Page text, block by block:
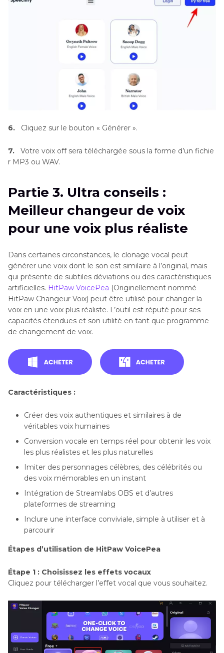
6. Cliquez sur le bouton « Générer ».
7.
Votre voix off sera téléchargée sous la forme d’un fichie
r MP3 ou WAV.
Partie 3. Ultra conseils :
Meilleur changeur de voix
pour une voix plus réaliste
Dans certaines circonstances, le clonage vocal peut
générer une voix dont le son est similaire à l’original, mais
qui présente de subtiles déviations ou des caractéristiques
artificielles. HitPaw VoicePea (Originellement nommé
HitPaw Changeur Voix) peut être utilisé pour changer la
voix en une voix plus réaliste. L’outil est réputé pour ses
capacités étendues et son utilité en tant que programme
de changement de voix.
Caractéristiques :
Créer des voix authentiques et similaires à de
véritables voix humaines
Conversion vocale en temps réel pour obtenir les voix
les plus réalistes et les plus naturelles
Imiter des personnages célèbres, des célébrités ou
des voix mémorables en un instant
Intégration de Streamlabs OBS et d’autres
plateformes de streaming
Inclure une interface conviviale, simple à utiliser et à
parcourir
Étapes d’utilisation de HitPaw VoicePea
Étape 1 : Choisissez les effets vocaux
Cliquez pour télécharger l’effet vocal que vous souhaitez.